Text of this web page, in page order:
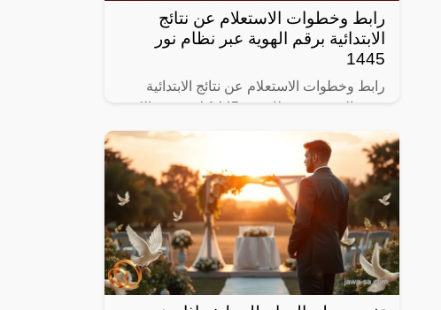
رابط وخطوات الاستعلام عن نتائج
الابتدائية برقم الهوية عبر نظام نور
1445
رابط وخطوات الاستعلام عن نتائج الابتدائية
برقم الهوية عبر نظام نور 1445 لم يتبقى الكثير
على موعد انطلاق نتائج طلاب مرحلة الابتدائي
في المراحل التعليمية